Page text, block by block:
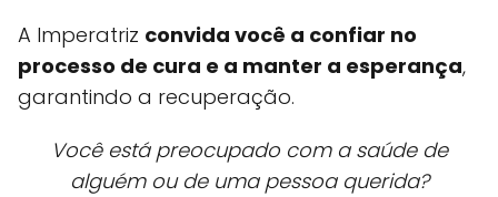
A Imperatriz convida você a confiar no
processo de cura e a manter a esperança,
garantindo a recuperação.
Você está preocupado com a saúde de
alguém ou de uma pessoa querida?